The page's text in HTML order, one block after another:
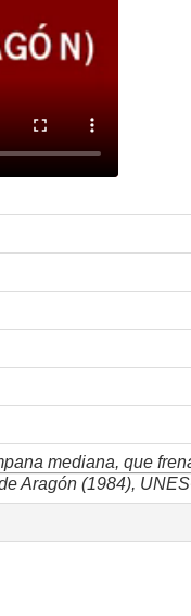
mediana, que
Aragón (1984),